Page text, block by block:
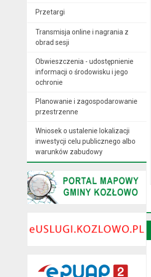
Przetargi
Transmisja online i nagrania z
obrad sesji
Obwieszczenia - udostępnienie
informacji o środowisku i jego
ochronie
Planowanie i zagospodarowanie
przestrzenne
Wniosek o ustalenie lokalizacji
inwestycji celu publicznego albo
warunków zabudowy